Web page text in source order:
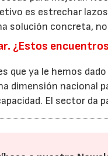
es estrechar
solución concreta,
¿Estos
que ya le hemos
dimensión nacional
El sector da